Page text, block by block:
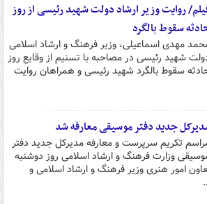
روایت وزیر ارشاد دولت شهید رئیسی از روز
سقوط بالگرد
مهدی اسماعیلی، وزیر فرهنگ و ارشاد اسلامی
شهید رئیسی در مصاحبه با تسنیم از وقایع روز
سقوط بالگرد شهید رئیسی و همراهان روایت
جدید دفتر موسیقی معارفه شد
تکریم سرپرست و معارفه مدیرکل جدید دفتر
وزارت فرهنگ و ارشاد اسلامی روز دوشنبه
امور هنری وزیر فرهنگ و ارشاد اسلامی و